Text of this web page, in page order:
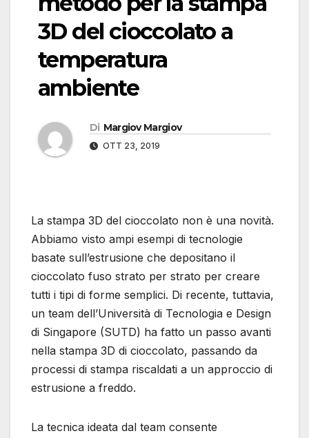
3D del cioccolato a
temperatura
ambiente
Di Margiov Margiov
OTT 23, 2019
La stampa 3D del cioccolato non è una novità.
Abbiamo visto ampi esempi di tecnologie
basate sull’estrusione che depositano il
cioccolato fuso strato per strato per creare
tutti i tipi di forme semplici. Di recente, tuttavia,
un team dell’Università di Tecnologia e Design
di Singapore (SUTD) ha fatto un passo avanti
nella stampa 3D di cioccolato, passando da
processi di stampa riscaldati a un approccio di
estrusione a freddo.
La tecnica ideata dal team consente